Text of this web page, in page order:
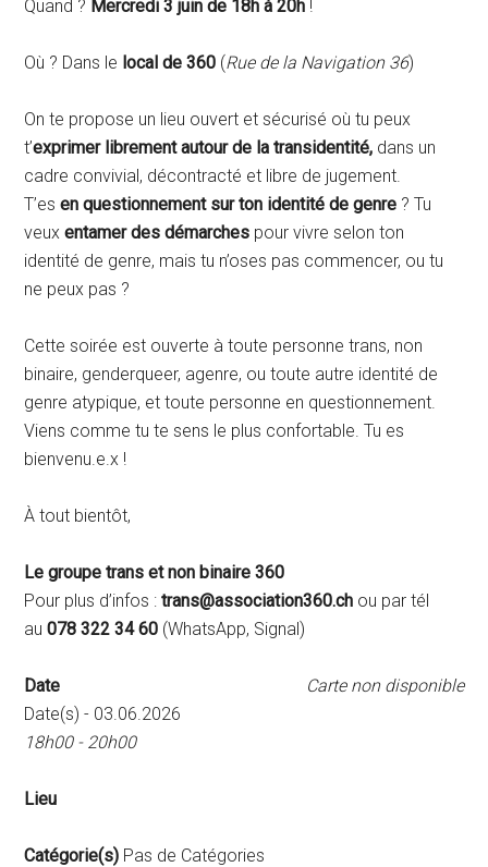
Quand ? Mercredi 3 juin de 18h à 20h !
Où ? Dans le local de 360 (Rue de la Navigation 36)
On te propose un lieu ouvert et sécurisé où tu peux
t’exprimer librement autour de la transidentité, dans un
cadre convivial, décontracté et libre de jugement.
T’esen questionnement sur ton identité de genre ? Tu
veuxentamer des démarches pour vivre selon ton
identité de genre, mais tu n’oses pas commencer, ou tu
ne peux pas ?
Cette soirée est ouverte à toute personne trans, non
binaire, genderqueer, agenre, ou toute autre identité de
genre atypique, et toute personne en questionnement.
Viens comme tu te sens le plus confortable. Tu es
bienvenu.e.x !
À tout bientôt,
Le groupe trans et non binaire 360
Pour plus d’infos :trans@association360.ch ou par tél
au078 322 34 60 (WhatsApp, Signal)
Carte non disponible
Date
Date(s) - 03.06.2026
18h00 - 20h00
Lieu
Catégorie(s) Pas de Catégories